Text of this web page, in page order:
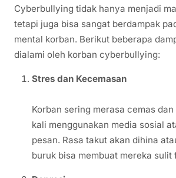
Cyberbullying tidak hanya menjadi
tetapi juga bisa sangat berdampak
mental korban. Berikut beberapa
dialami oleh korban cyberbullying:
Stres dan Kecemasan
Korban sering merasa cemas
kali menggunakan media sosial
pesan. Rasa takut akan dihina
buruk bisa membuat mereka sulit